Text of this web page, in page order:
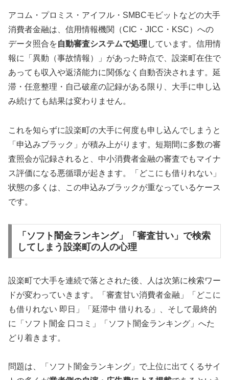
アコム・プロミス・アイフル・SMBCモビットなどの大手
消費者金融は、信用情報機関（CIC・JICC・KSC）への
データ照合を自動審査システムで処理 しています。信用情
報に「異動（事故情報）」があった時点で、設楽町在住で
あっても収入や返済能力に関係なく自動否決されます。延
滞・任意整理・自己破産の記録がある限り、大手に申し込
み続けても結果は変わりません。
これを知らずに設楽町の大手に何度も申し込んでしまうと
「申込みブラック」が積み上がります。短期間に多数の審
査照会が記録されると、中小消費者金融の審査でもマイナ
ス評価になる悪循環が起きます。「どこにも借りれない」
状態の多くは、この申込みブラックが重なっているケース
です。
「ソフト闇金ランキング」「審査甘い」で検索
してしまう設楽町の人の心理
設楽町で大手を連続で落とされた後、人は次第に検索ワー
ドが変わっていきます。「審査甘い消費者金融」「どこに
も借りれない 即日」「延滞中 借りれる」、そして最終的
に「ソフト闇金 口コミ」「ソフト闇金ランキング」へた
どり着きます。
問題は、「ソフト闇金ランキング」で上位に出てくるサイ